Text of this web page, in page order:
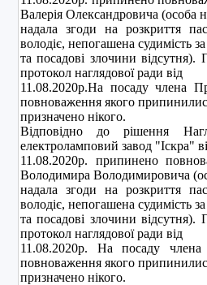
Валерiя Олександровича (особа
надала згоди на розкриття
володiє, непогашена судимiсть
та посадовi злочини вiдсутня).
протокол наглядової ради від
11.08.2020р.На посаду члена
повноваження якого
призначено нiкого.
Вiдповiдно до рiшення
електроламповий завод "Iскра"
11.08.2020р. припинено
Володимира Володимировича
надала згоди на розкриття
володiє, непогашена судимiсть
та посадовi злочини вiдсутня).
протокол наглядової ради від
11.08.2020р. На посаду
повноваження якого
призначено нiкого.